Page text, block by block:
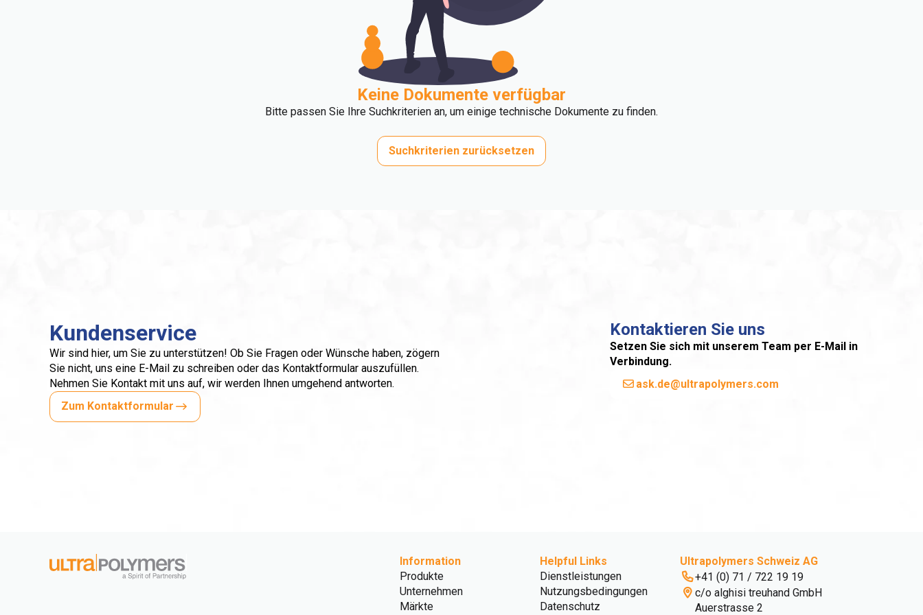
Keine Dokumente verfügbar
Bitte passen Sie Ihre Suchkriterien an, um einige technische Dokumente zu finden.
Suchkriterien zurücksetzen
Kundenservice
Wir sind hier, um Sie zu unterstützen! Ob Sie Fragen oder Wünsche haben, zögern
Sie nicht, uns eine E-Mail zu schreiben oder das Kontaktformular auszufüllen.
Nehmen Sie Kontakt mit uns auf, wir werden Ihnen umgehend antworten.
Zum Kontaktformular
Kontaktieren Sie uns
Setzen Sie sich mit unserem Team per E-Mail in
Verbindung.
ask.de@ultrapolymers.com
Information
Produkte
Unternehmen
Märkte
Helpful Links
Dienstleistungen
Nutzungsbedingungen
Datenschutz
Ultrapolymers Schweiz AG
+41 (0) 71 / 722 19 19
c/o alghisi treuhand GmbH
Auerstrasse 2